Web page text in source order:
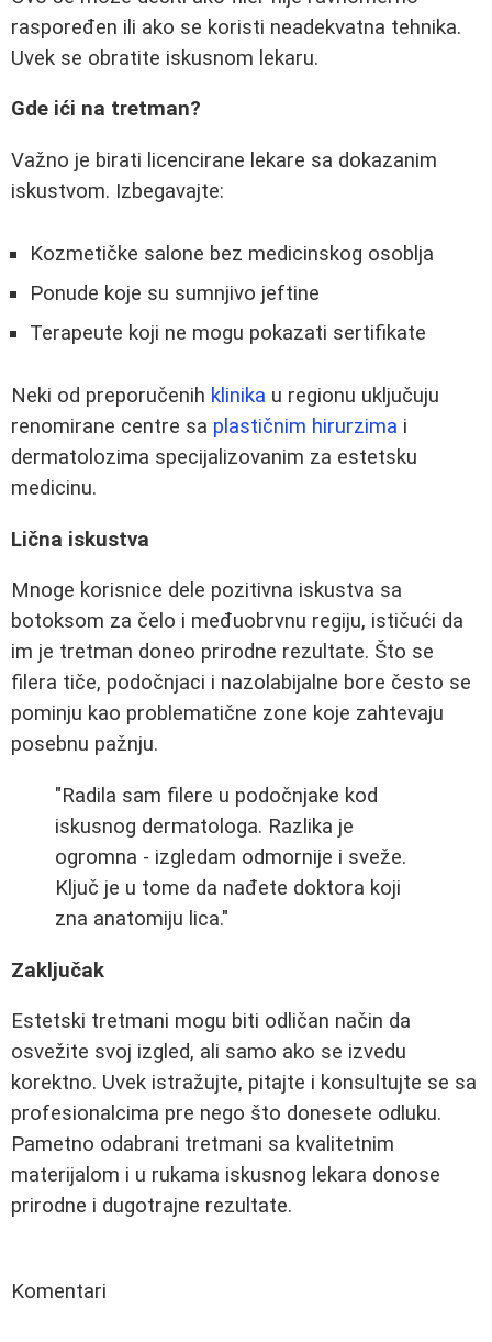
raspoređen ili ako se koristi neadekvatna tehnika.
Uvek se obratite iskusnom lekaru.
Gde ići na tretman?
Važno je birati licencirane lekare sa dokazanim
iskustvom. Izbegavajte:
Kozmetičke salone bez medicinskog osoblja
Ponude koje su sumnjivo jeftine
Terapeute koji ne mogu pokazati sertifikate
Neki od preporučenih klinika u regionu uključuju
renomirane centre sa plastičnim hirurzima i
dermatolozima specijalizovanim za estetsku
medicinu.
Lična iskustva
Mnoge korisnice dele pozitivna iskustva sa
botoksom za čelo i međuobrvnu regiju, ističući da
im je tretman doneo prirodne rezultate. Što se
filera tiče, podočnjaci i nazolabijalne bore često se
pominju kao problematične zone koje zahtevaju
posebnu pažnju.
"Radila sam filere u podočnjake kod
iskusnog dermatologa. Razlika je
ogromna - izgledam odmornije i sveže.
Ključ je u tome da nađete doktora koji
zna anatomiju lica."
Zaključak
Estetski tretmani mogu biti odličan način da
osvežite svoj izgled, ali samo ako se izvedu
korektno. Uvek istražujte, pitajte i konsultujte se sa
profesionalcima pre nego što donesete odluku.
Pametno odabrani tretmani sa kvalitetnim
materijalom i u rukama iskusnog lekara donose
prirodne i dugotrajne rezultate.
Komentari